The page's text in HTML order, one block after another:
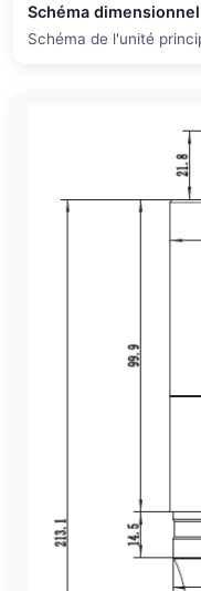
Schéma
Schéma de l'unité